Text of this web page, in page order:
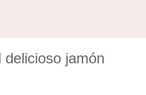
delicioso jamón